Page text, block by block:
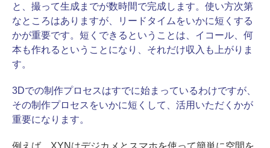
と、撮って生成までが数時間で完成します。使い方次第
なところはありますが、リードタイムをいかに短くする
かが重要です。短くできるということは、イコール、何
本も作れるということになり、それだけ収入も上がりま
す。
3Dでの制作プロセスはすでに始まっているわけですが、
その制作プロセスをいかに短くして、活用いただくかが
重要になります。
例えば、XYNはデジカメとスマホを使って簡単に空間を